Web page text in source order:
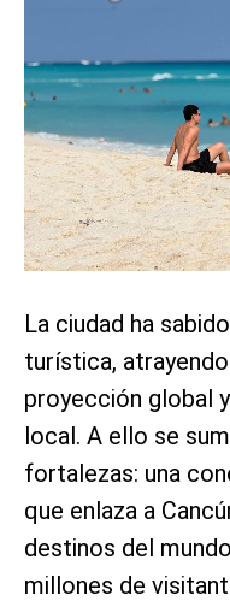
La ciudad ha
turística,
proyección global
local. A ello se
fortalezas: una
que enlaza a
destinos del
millones de